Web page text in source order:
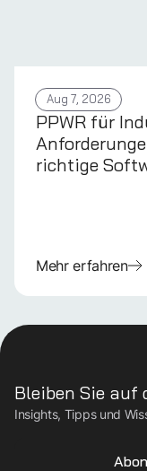
Aug 7, 2026
PPWR für
richtige
Mehr erfahren
Bleiben Sie auf
Insights, Tipps und